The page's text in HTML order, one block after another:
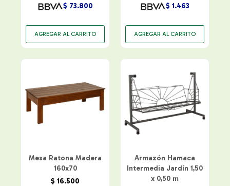
$ 73.800 $ 1.463
Mesa Ratona Madera
160x70
$ 16.500
Armazón Hamaca
Intermedia Jardín 1,50
x 0,50 m